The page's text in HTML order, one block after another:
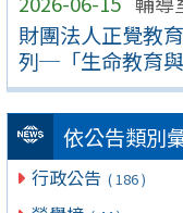
財團法人正覺教
列─「生命教育
依公告類別
行政公告 ( 186 )